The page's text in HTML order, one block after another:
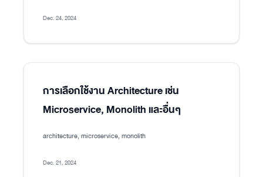
Dec. 24, 2024
การเลือกใช้งาน Architecture เช่น
Microservice, Monolith และอื่นๆ
architecture, microservice, monolith
Dec. 21, 2024